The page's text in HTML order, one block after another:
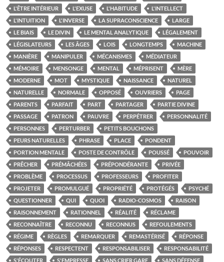
L'ÊTRE INTÉRIEUR
L'EXUSE L'HABITUDE
L'INTELLECT
L'INTUITION
L'INVERSE LA SUPRACONSCIENCE
LARGE
LE BIAIS
LE DIVIN LE MENTAL ANALYTIQUE
LÉGALEMENT
LÉGISLATEURS
LES ÂGES LOIS LONGTEMPS
MACHINE
MANIÈRE
MANIPULER MÉCANISMES
MÉDIATEUR
MÉMOIRE
MENSONGE MENTAL MÉPRISENT
MÈRE
MODERNE
MOT MYSTIQUE NAISSANCE
NATUREL
NATURELLE
NORMALE OPPOSÉ OUVRIERS
PAGE
PARENTS
PARFAIT PART PARTAGER
PARTIE DIVINE
PASSAGE
PATRON PAUVRE PERPÉTRER
PERSONNALITÉ
PERSONNES
PERTURBER
PETITS BOUCHONS
PEURS NATURELLES
PHRASE PLACE
PONDENT
PORTION MENTALE
POSTE DE CONTRÔLE POUSSÉ
POUVOIR
PRÊCHER
PRÉMÂCHÉES PRÉPONDÉRANTE
PRIVÉE
PROBLÈME
PROCESSUS PROFESSEURS
PROFITER
PROJETER
PROMULGUÉ PROPRIÉTÉ PROTÉGÉS
PSYCHÉ
QUESTIONNER
QUI QUOI RADIO-COSMOS
RAISON
RAISONNEMENT
RATIONNEL RÉALITÉ
RÉCLAME
RECONNAÎTRE
RECONNU RECONNUS
REFOULEMENTS
RÉGIME
RÈGLES REMARQUER REMASTÉRISÉ
RÉPONSE
RÉPONSES
RESPECTENT RESPONSABILISER
RESPONSABILITÉ
S'ÉCOUTER
S'EMPRESSE SANS CRIER GARE SANS DÉFENSE